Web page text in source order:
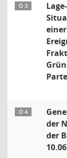
Ö 3
Ö 4
der
der